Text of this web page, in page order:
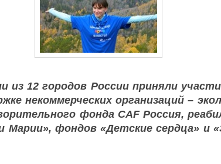
из 12 городов России приняли
некоммерческих организаций –
фонда CAF Россия,
фондов «Детские сердца» и